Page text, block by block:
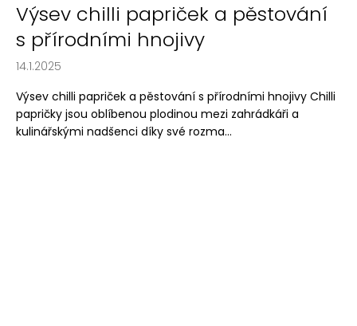
Výsev chilli papriček a pěstování
s přírodními hnojivy
14.1.2025
Výsev chilli papriček a pěstování s přírodními hnojivy Chilli
papričky jsou oblíbenou plodinou mezi zahrádkáři a
kulinářskými nadšenci díky své rozma...